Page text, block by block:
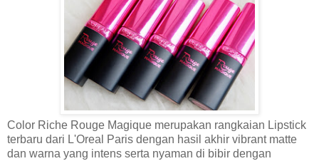
Color Riche Rouge Magique merupakan rangkaian Lipstick
terbaru dari L'Oreal Paris dengan hasil akhir vibrant matte
dan warna yang intens serta nyaman di bibir dengan